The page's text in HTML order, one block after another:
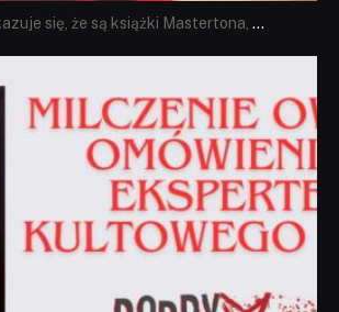
się, że są książki Mastertona, ...